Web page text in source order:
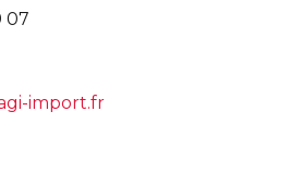
07
import.fr